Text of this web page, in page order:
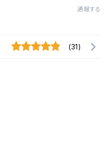
通報する
(31)